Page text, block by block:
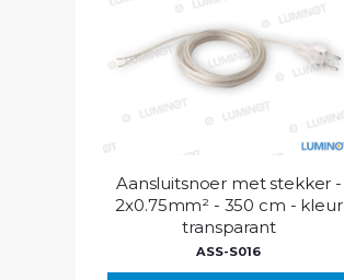
Aansluitsnoer met stekker -
2x0.75mm² - 350 cm - kleur
transparant
ASS-S016